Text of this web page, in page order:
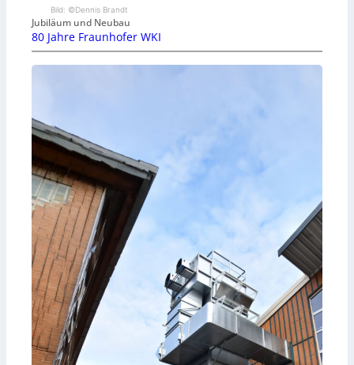
Bild: ©Dennis Brandt
Jubiläum und Neubau
80 Jahre Fraunhofer WKI